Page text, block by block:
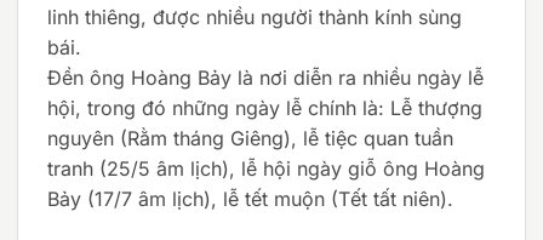
linh thiêng, được nhiều người thành kính sùng
bái.
Đền ông Hoàng Bảy là nơi diễn ra nhiều ngày lễ
hội, trong đó những ngày lễ chính là: Lễ thượng
nguyên (Rằm tháng Giêng), lễ tiệc quan tuần
tranh (25/5 âm lịch), lễ hội ngày giỗ ông Hoàng
Bảy (17/7 âm lịch), lễ tết muộn (Tết tất niên).